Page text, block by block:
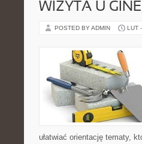
WIZYTA U
POSTED BY ADMIN LUT
ułatwiać orientację tematy,